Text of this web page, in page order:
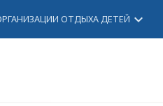
ОТДЫХА ДЕТЕЙ keyboard_arrow_down